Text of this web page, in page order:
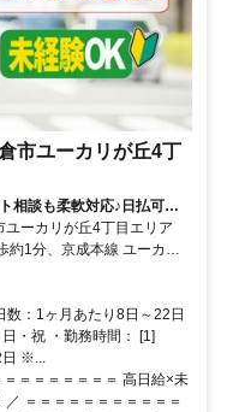
市ユーカリが丘4丁
相談も柔軟対応♪日払可◎
ーカリが丘4丁目エリア
約1分、京成本線 ユーカリ
地区センター徒歩約7分 直
：1ヶ月あたり8日～22日
・祝 ・勤務時間： [1]
日 ※...
＝＝＝＝＝＝＝ 高日給×未
＝＝＝＝＝＝＝＝＝＝＝